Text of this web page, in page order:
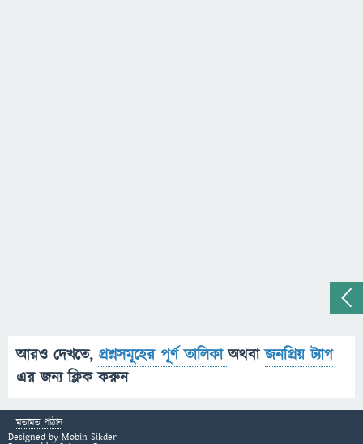
আরও দেখতে, প্রশ্নসমূহের পূর্ণ তালিকাঅথবাজনপ্রিয় ট্যাগ
এর জন্য ক্লিক করুন
মতামত পাঠান
Designed by Mobin Sikder